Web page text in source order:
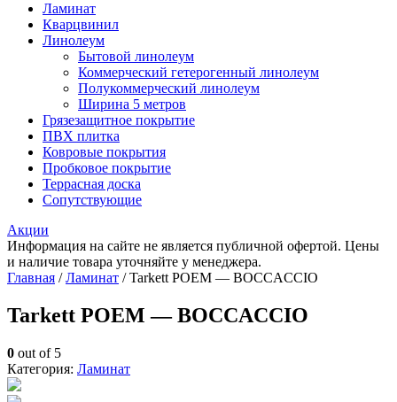
Ламинат
Кварцвинил
Линолеум
Бытовой линолеум
Коммерческий гетерогенный линолеум
Полукоммерческий линолеум
Ширина 5 метров
Грязезащитное покрытие
ПВХ плитка
Ковровые покрытия
Пробковое покрытие
Террасная доска
Сопутствующие
Акции
Информация на сайте не является публичной офертой. Цены
и наличие товара уточняйте у менеджера.
Главная /Ламинат / Tarkett POEM — BOCCACCIO
Tarkett POEM — BOCCACCIO
0 out of 5
Категория: Ламинат